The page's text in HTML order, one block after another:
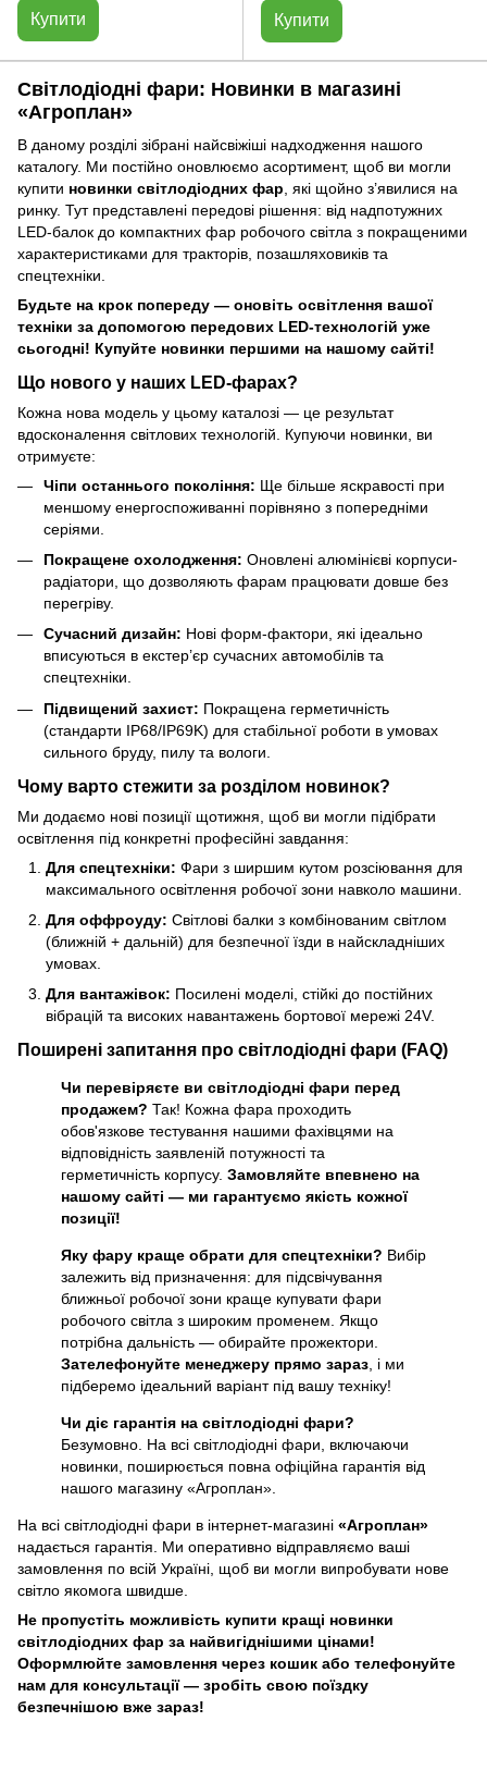
Купити Купити
Світлодіодні фари: Новинки в магазині
«Агроплан»
В даному розділі зібрані найсвіжіші надходження нашого
каталогу. Ми постійно оновлюємо асортимент, щоб ви могли
купити новинки світлодіодних фар , які щойно з’явилися на
ринку. Тут представлені передові рішення: від надпотужних
LED-балок до компактних фар робочого світла з покращеними
характеристиками для тракторів, позашляховиків та
спецтехніки.
Будьте на крок попереду — оновіть освітлення вашої
техніки за допомогою передових LED-технологій уже
сьогодні! Купуйте новинки першими на нашому сайті!
Що нового у наших LED-фарах?
Кожна нова модель у цьому каталозі — це результат
вдосконалення світлових технологій. Купуючи новинки, ви
отримуєте:
Чіпи останнього покоління: Ще більше яскравості при
меншому енергоспоживанні порівняно з попередніми
серіями.
Покращене охолодження: Оновлені алюмінієві корпуси-
радіатори, що дозволяють фарам працювати довше без
перегріву.
Сучасний дизайн: Нові форм-фактори, які ідеально
вписуються в екстер’єр сучасних автомобілів та
спецтехніки.
Підвищений захист: Покращена герметичність
(стандарти IP68/IP69K) для стабільної роботи в умовах
сильного бруду, пилу та вологи.
Чому варто стежити за розділом новинок?
Ми додаємо нові позиції щотижня, щоб ви могли підібрати
освітлення під конкретні професійні завдання:
Для спецтехніки: Фари з ширшим кутом розсіювання для
максимального освітлення робочої зони навколо машини.
Для оффроуду: Світлові балки з комбінованим світлом
(ближній + дальній) для безпечної їзди в найскладніших
умовах.
Для вантажівок: Посилені моделі, стійкі до постійних
вібрацій та високих навантажень бортової мережі 24V.
Поширені запитання про світлодіодні фари (FAQ)
Чи перевіряєте ви світлодіодні фари перед
продажем? Так! Кожна фара проходить
обов'язкове тестування нашими фахівцями на
відповідність заявленій потужності та
герметичність корпусу. Замовляйте впевнено на
нашому сайті — ми гарантуємо якість кожної
позиції!
Яку фару краще обрати для спецтехніки? Вибір
залежить від призначення: для підсвічування
ближньої робочої зони краще купувати фари
робочого світла з широким променем. Якщо
потрібна дальність — обирайте прожектори.
Зателефонуйте менеджеру прямо зараз , і ми
підберемо ідеальний варіант під вашу техніку!
Чи діє гарантія на світлодіодні фари?
Безумовно. На всі світлодіодні фари, включаючи
новинки, поширюється повна офіційна гарантія від
нашого магазину «Агроплан».
На всі світлодіодні фари в інтернет-магазині «Агроплан»
надається гарантія. Ми оперативно відправляємо ваші
замовлення по всій Україні, щоб ви могли випробувати нове
світло якомога швидше.
Не пропустіть можливість купити кращі новинки
світлодіодних фар за найвигіднішими цінами!
Оформлюйте замовлення через кошик або телефонуйте
нам для консультації — зробіть свою поїздку
безпечнішою вже зараз!